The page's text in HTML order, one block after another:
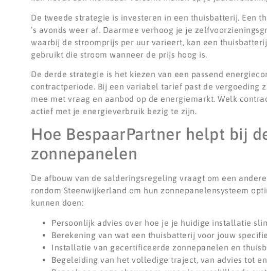
De tweede strategie is investeren in een thuisbatterij. Een
’s avonds weer af. Daarmee verhoog je je
waarbij de stroomprijs per uur varieert, kan een
gebruikt die stroom wanneer de prijs hoog is.
De derde strategie is het kiezen van een passend
contractperiode. Bij een variabel tarief past de vergoeding
mee met vraag en aanbod op de energiemarkt. Welk
actief met je energieverbruik bezig te zijn.
Hoe BespaarPartner helpt bij
zonnepanelen
De afbouw van de salderingsregeling vraagt om een
rondom Steenwijkerland om hun zonnepanelensysteem
kunnen doen:
Persoonlijk advies over hoe je je huidige installatie
Berekening van wat een thuisbatterij voor jouw
Installatie van gecertificeerde zonnepanelen en
Begeleiding van het volledige traject, van advies tot